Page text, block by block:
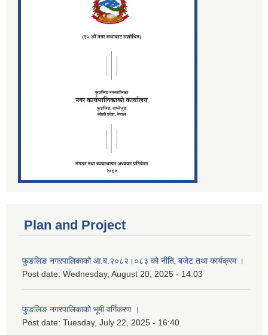
Plan and Project
फुङलिङ नगरपालिकाको आ.ब.२०८२।०८३ को नीति‚ बजेट तथा कार्यक्रम ।
Post date: Wednesday, August 20, 2025 - 14:03
फुङलिङ नगरपालिकाको भूमी वर्गिकरण ।
Post date: Tuesday, July 22, 2025 - 16:40